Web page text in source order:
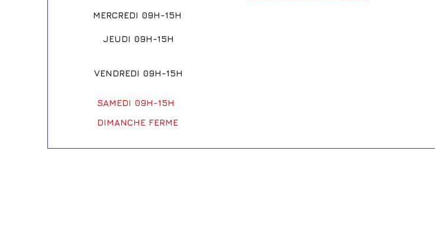
MERCREDI 09H-15H
JEUDI 09H-15H
VENDREDI 09H-15H
SAMEDI 09H-15H
DIMANCHE FERME